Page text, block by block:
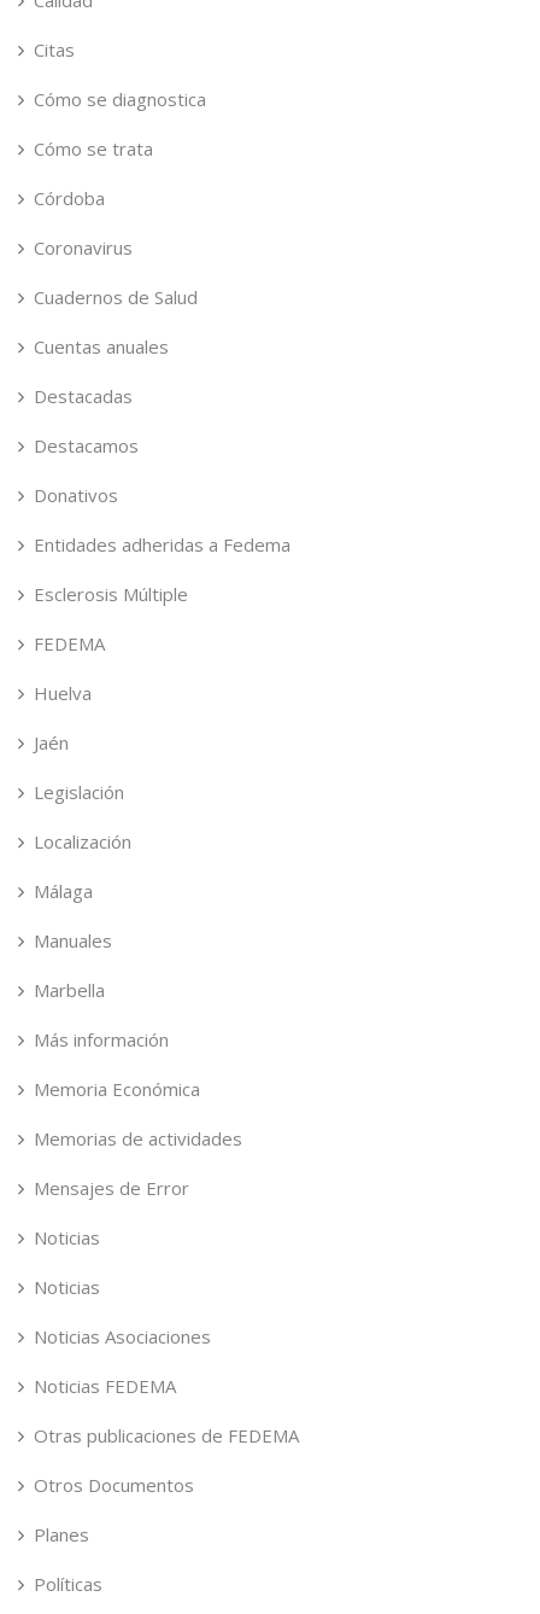
Citas
Cómo se diagnostica
Cómo se trata
Córdoba
Coronavirus
Cuadernos de Salud
Cuentas anuales
Destacadas
Destacamos
Donativos
Entidades adheridas a Fedema
Esclerosis Múltiple
FEDEMA
Huelva
Jaén
Legislación
Localización
Málaga
Manuales
Marbella
Más información
Memoria Económica
Memorias de actividades
Mensajes de Error
Noticias
Noticias
Noticias Asociaciones
Noticias FEDEMA
Otras publicaciones de FEDEMA
Otros Documentos
Planes
Políticas